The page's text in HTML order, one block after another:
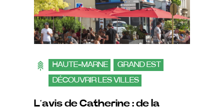
HAUTE-MARNE
GRAND EST
DÉCOUVRIR LES VILLES
L’avis de Catherine : de la